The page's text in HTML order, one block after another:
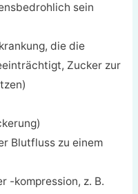
sein
die die
Zucker zur
Blutfluss zu einem
-kompression, z. B.